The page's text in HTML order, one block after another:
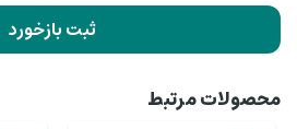
ثبت بازخورد
محصولات مرتبط